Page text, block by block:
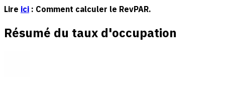
Lire ici : Comment calculer le RevPAR.
Résumé du taux d'occupation